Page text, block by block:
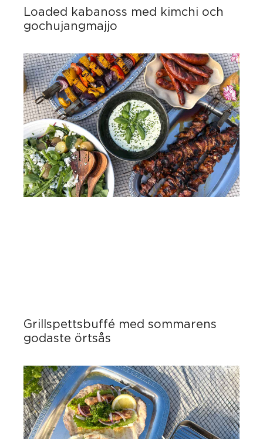
Loaded kabanoss med kimchi och
gochujangmajjo
Grillspettsbuffé med sommarens
godaste örtsås